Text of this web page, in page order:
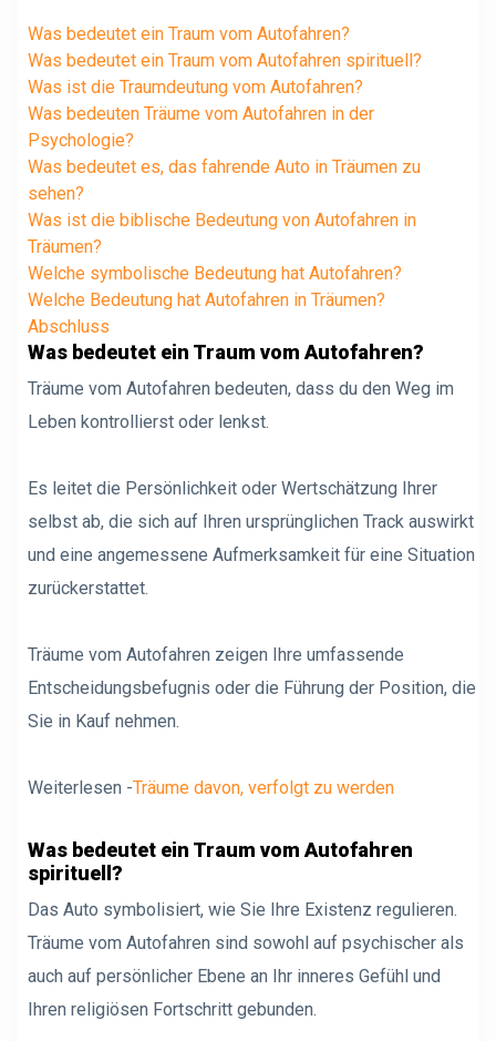
Was bedeutet ein Traum vom Autofahren?
Was bedeutet ein Traum vom Autofahren spirituell?
Was ist die Traumdeutung vom Autofahren?
Was bedeuten Träume vom Autofahren in der
Psychologie?
Was bedeutet es, das fahrende Auto in Träumen zu
sehen?
Was ist die biblische Bedeutung von Autofahren in
Träumen?
Welche symbolische Bedeutung hat Autofahren?
Welche Bedeutung hat Autofahren in Träumen?
Abschluss
Was bedeutet ein Traum vom Autofahren?
Träume vom Autofahren bedeuten, dass du den Weg im
Leben kontrollierst oder lenkst.
Es leitet die Persönlichkeit oder Wertschätzung Ihrer
selbst ab, die sich auf Ihren ursprünglichen Track auswirkt
und eine angemessene Aufmerksamkeit für eine Situation
zurückerstattet.
Träume vom Autofahren zeigen Ihre umfassende
Entscheidungsbefugnis oder die Führung der Position, die
Sie in Kauf nehmen.
Weiterlesen -Träume davon, verfolgt zu werden
Was bedeutet ein Traum vom Autofahren
spirituell?
Das Auto symbolisiert, wie Sie Ihre Existenz regulieren.
Träume vom Autofahren sind sowohl auf psychischer als
auch auf persönlicher Ebene an Ihr inneres Gefühl und
Ihren religiösen Fortschritt gebunden.